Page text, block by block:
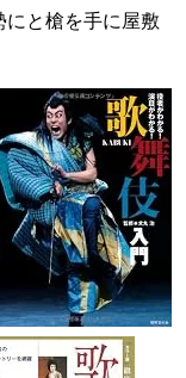
と槍を手に屋敷